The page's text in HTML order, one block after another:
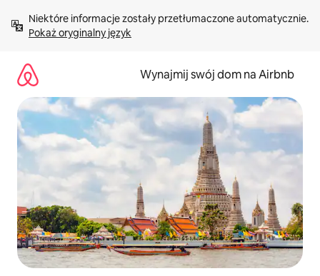
treści Pokaż oryginalny język
Wynajmij swój dom na Airbnb